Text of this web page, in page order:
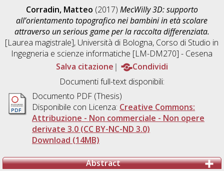
Corradin, Matteo (2017) MecWilly 3D: supporto
all’orientamento topografico nei bambini in età scolare
attraverso un serious game per la raccolta differenziata.
[Laurea magistrale], Università di Bologna, Corso di Studio in
Ingegneria e scienze informatiche [LM-DM270] - Cesena
Salva citazione
Condividi
Documenti full-text disponibili:
Documento PDF (Thesis)
Disponibile con Licenza: Creative Commons:
Attribuzione - Non commerciale - Non opere
derivate 3.0 (CC BY-NC-ND 3.0)
Download (14MB)
Abstract